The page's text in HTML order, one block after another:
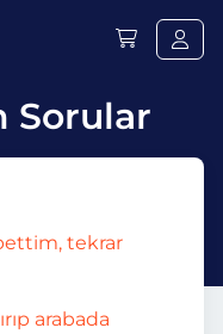
Sorular
tekrar
arabada